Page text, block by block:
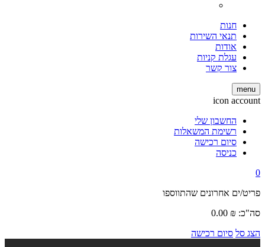
חנות
תנאי השירות
אודות
עגלת קניות
צור קשר
menu
icon account
החשבון שלי
רשימת המשאלות
סיום רכישה
כניסה
0
פריט/ים אחרונים שהתווספו
סה"כ:
0.00 ₪
הצג סל סיום רכישה